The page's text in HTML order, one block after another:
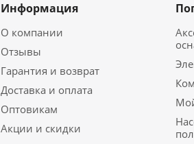
Информация
О компании
Отзывы
Гарантия и возврат
Доставка и оплата
Оптовикам
Акции и скидки